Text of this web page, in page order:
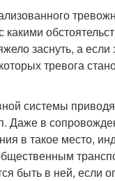
заснуть, а если
тревога
системы
Даже в
в такое место,
быть в ней, если